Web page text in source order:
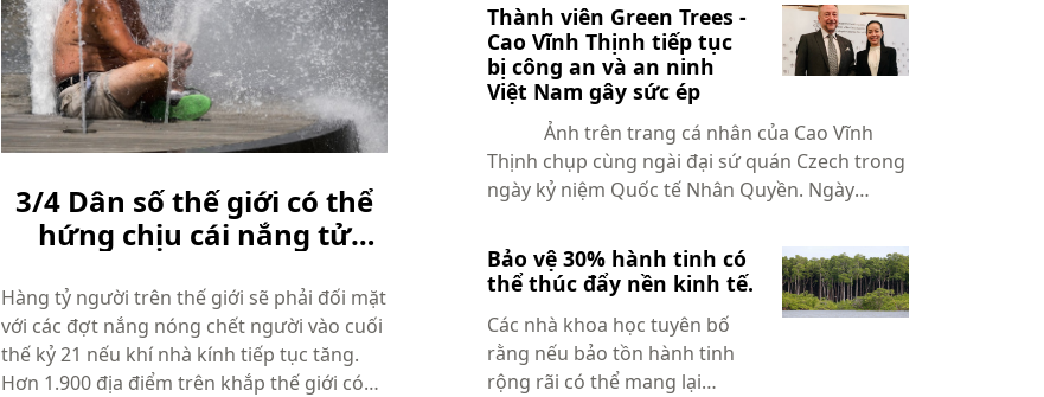
3/4 Dân số thế giới có thể
hứng chịu cái nắng tử
Hàng tỷ người trên thế giới sẽ phải đối mặt
với các đợt nắng nóng chết người vào cuối
thế kỷ 21 nếu khí nhà kính tiếp tục tăng.
Hơn 1.900 địa điểm trên khắp thế giới có
Thành viên Green Trees -
Cao Vĩnh Thịnh tiếp tục
bị công an và an ninh
Việt Nam gây sức ép
Ảnh trên trang cá nhân của Cao Vĩnh
Thịnh chụp cùng ngài đại sứ quán Czech trong
ngày kỷ niệm Quốc tế Nhân Quyền. Ngày
Bảo vệ 30% hành tinh có
thể thúc đẩy nền kinh tế.
Các nhà khoa học tuyên bố
rằng nếu bảo tồn hành tinh
rộng rãi có thể mang lại